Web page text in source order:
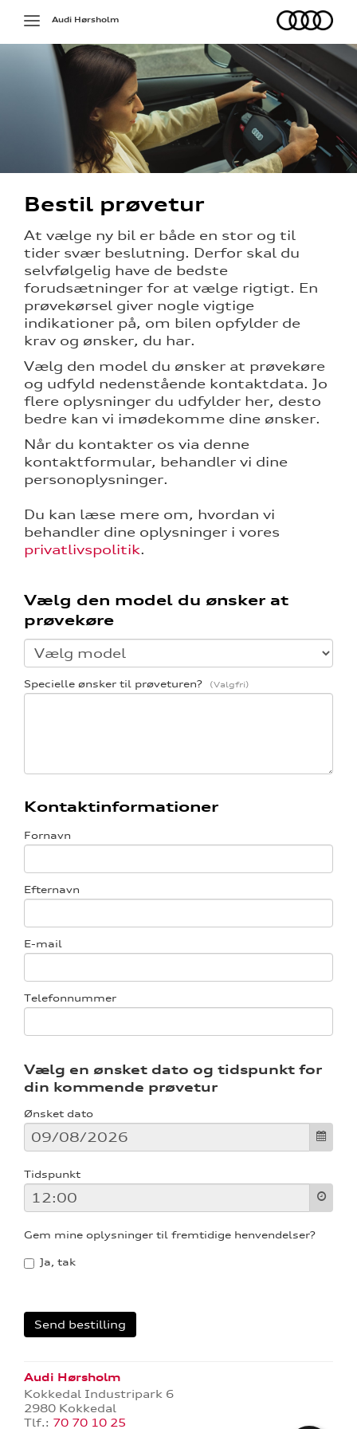
Toggle
navigation
Audi
Audi Hørsholm
Bestil prøvetur
At vælge ny bil er både en stor og til
tider svær beslutning. Derfor skal du
selvfølgelig have de bedste
forudsætninger for at vælge rigtigt. En
prøvekørsel giver nogle vigtige
indikationer på, om bilen opfylder de
krav og ønsker, du har.
Vælg den model du ønsker at prøvekøre
og udfyld nedenstående kontaktdata. Jo
flere oplysninger du udfylder her, desto
bedre kan vi imødekomme dine ønsker.
Når du kontakter os via denne
kontaktformular, behandler vi dine
personoplysninger.
Du kan læse mere om, hvordan vi
behandler dine oplysninger i vores
privatlivspolitik.
Vælg den model du ønsker at
prøvekøre
Specielle ønsker til prøveturen?
Kontaktinformationer
Fornavn
Efternavn
E-mail
Telefonnummer
Vælg en ønsket dato og tidspunkt for
din kommende prøvetur
Ønsket dato
Tidspunkt
Gem mine oplysninger til fremtidige henvendelser?
Ja, tak
Audi Hørsholm
Kokkedal Industripark 6
2980 Kokkedal
Tlf.: 70 70 10 25